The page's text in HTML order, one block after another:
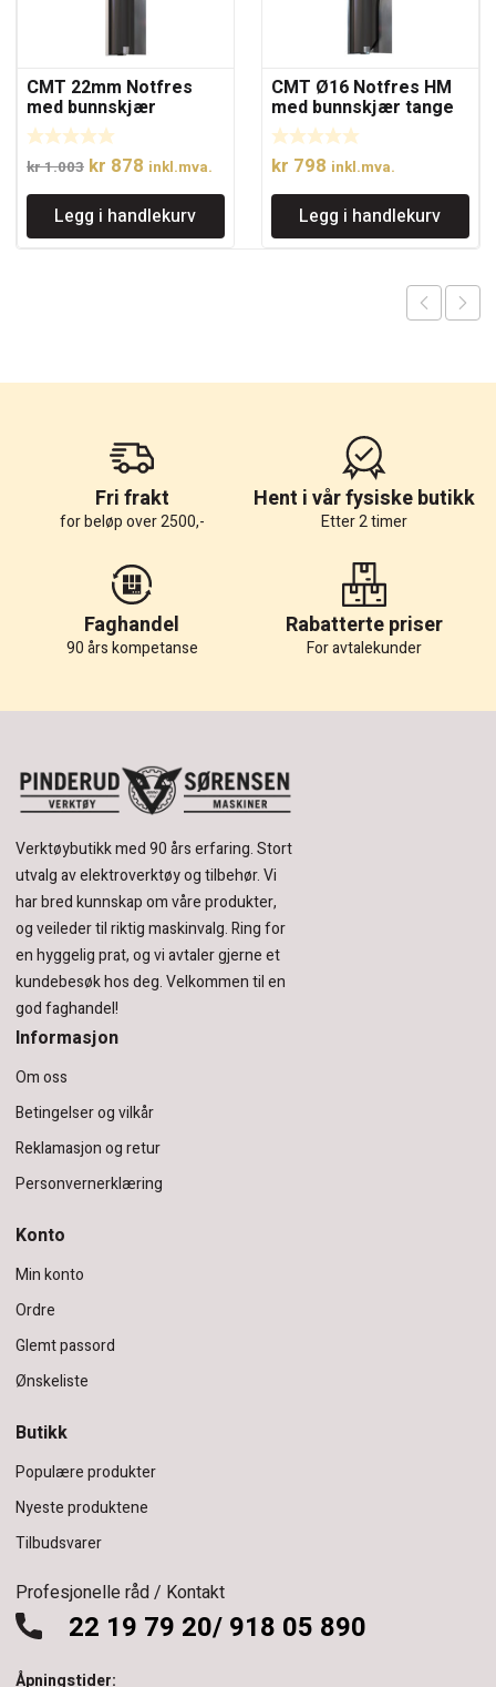
CMT 22mm Notfres
med bunnskjær
kr1.003 Opprinnelig
pris
var:
kr 1.003.
kr 878 Nåværende
pris
er:
kr 878.
inkl.mva.
Legg i handlekurv
CMT Ø16 Notfres HM
med bunnskjær tange
12
kr 798 inkl.mva.
Legg i handlekurv
Fri frakt
for beløp over 2500,-
Hent i vår fysiske butikk
Etter 2 timer
Faghandel
90 års kompetanse
Rabatterte priser
For avtalekunder
Verktøybutikk med 90 års erfaring.Stort
utvalg av elektroverktøy og tilbehør.Vi
har bred kunnskap om våre produkter,
og veileder til riktig maskinvalg. Ring for
en hyggelig prat, og vi avtaler gjerne et
kundebesøk hos deg.Velkommen til en
god faghandel!
Informasjon
Om oss
Betingelser og vilkår
Reklamasjon og retur
Personvernerklæring
Konto
Min konto
Ordre
Glemt passord
Ønskeliste
Butikk
Populære produkter
Nyeste produktene
Tilbudsvarer
Profesjonelle råd / Kontakt
22 19 79 20/ 918 05 890
Åpningstider: